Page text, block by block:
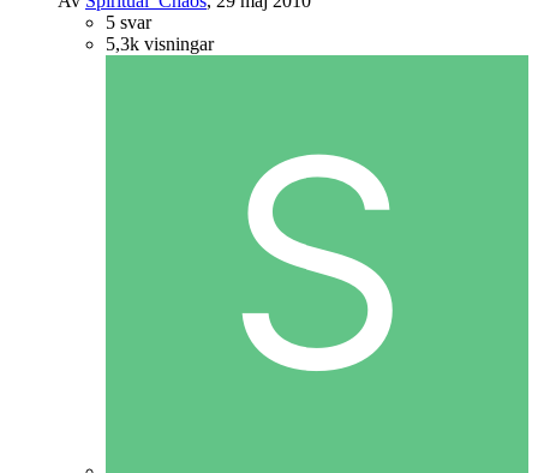
5 svar
5,3k visningar